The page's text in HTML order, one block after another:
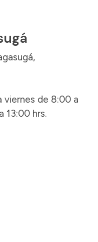
viernes de 8:00 a
13:00 hrs.